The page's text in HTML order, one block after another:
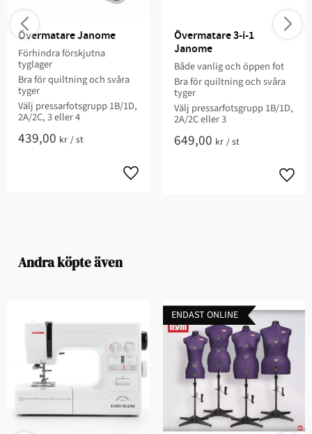
Övermatare Janome
Förhindra förskjutna
tyglager
Bra för quiltning och svåra
tyger
Välj pressarfotsgrupp 1B/1D,
2A/2C, 3 eller 4
439,00 kr /st
Övermatare 3-i-1
Janome
Både vanlig och öppen fot
Bra för quiltning och svåra
tyger
Välj pressarfotsgrupp 1B/1D,
2A/2C eller 3
649,00 kr /st
Andra köpte även
ENDAST ONLINE